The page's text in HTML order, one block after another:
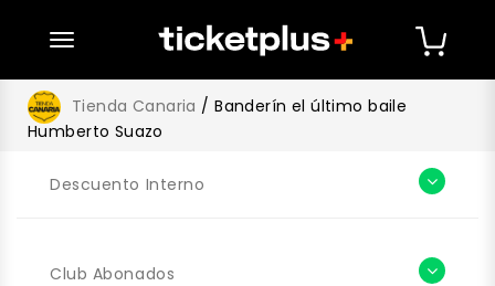
desplegar navegación
Tienda Canaria / Banderín el último baile
Humberto Suazo
Descuento Interno
Club Abonados